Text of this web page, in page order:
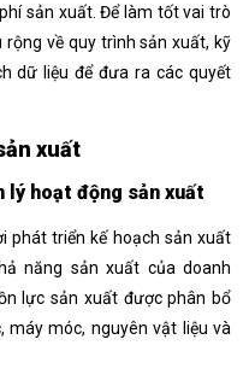
sản xuất. Để làm tốt vai trò
rộng về quy trình sản xuất, kỹ
dữ liệu để đưa ra các quyết
xuất
lý hoạt động sản xuất
phát triển kế hoạch sản xuất
năng sản xuất của doanh
lực sản xuất được phân bổ
máy móc, nguyên vật liệu và